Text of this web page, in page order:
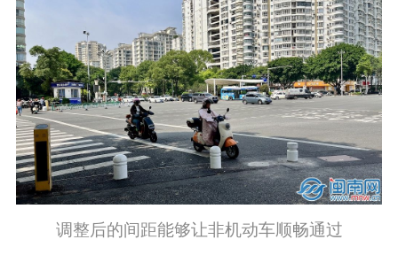
调整后的间距能够让非机动车顺畅通过